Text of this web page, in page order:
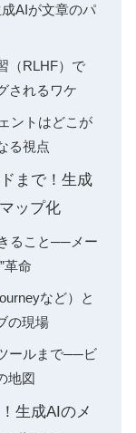
AIが文章のパ
（RLHF）で
されるワケ
ントはどこが
る視点
まで！生成
ップ化
ること──メー
革命
など）と
の現場
ールまで──ビ
地図
生成AIのメ